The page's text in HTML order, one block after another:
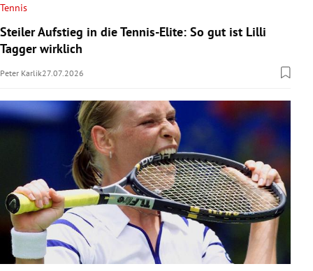
Tennis
Steiler Aufstieg in die Tennis-Elite: So gut ist Lilli
Tagger wirklich
Peter Karlik27.07.2026